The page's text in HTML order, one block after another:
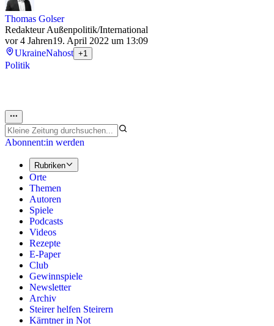
Thomas Golser
Redakteur Außenpolitik/International
vor 4 Jahren19. April 2022 um 13:09
UkraineNahost +1
Politik
Abonnent:in werden
Rubriken
Orte
Themen
Autoren
Spiele
Podcasts
Videos
Rezepte
E-Paper
Club
Gewinnspiele
Newsletter
Archiv
Steirer helfen Steirern
Kärntner in Not